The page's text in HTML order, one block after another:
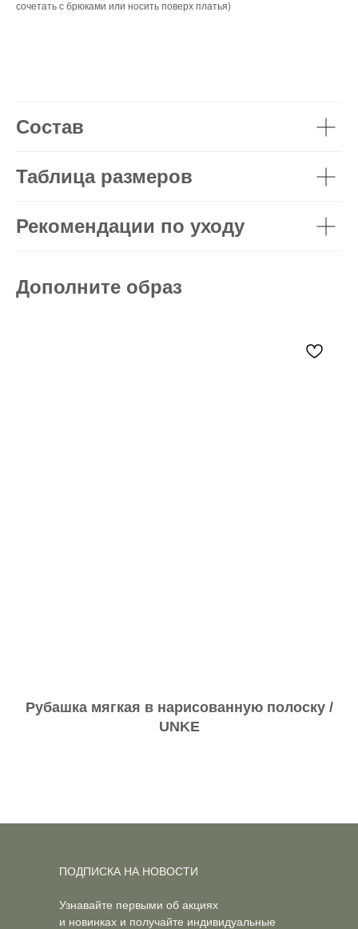
сочетать с брюками или носить поверх платья)
Состав
Таблица размеров
Рекомендации по уходу
Дополните образ
Рубашка мягкая в нарисованную полоску /
UNKE
Узнавайте первыми об акциях
и новинках и получайте индивидуальные
ПОДПИСКА НА НОВОСТИ